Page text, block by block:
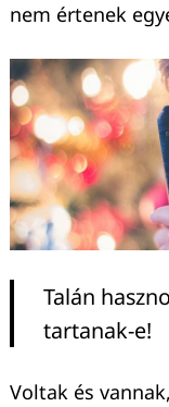
nem értenek
Talán
tartanak-e!
Voltak és